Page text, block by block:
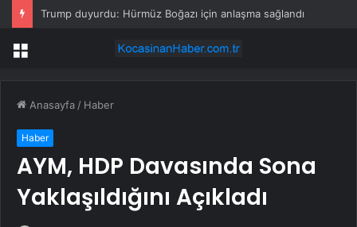
Trump duyurdu: Hürmüz Boğazı için anlaşma sağlandı
Menü
Anasayfa / Haber
Haber
AYM, HDP Davasında Sona
Yaklaşıldığını Açıkladı